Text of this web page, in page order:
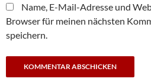
Name, E-Mail-Adresse und
Browser für meinen nächsten
speichern.